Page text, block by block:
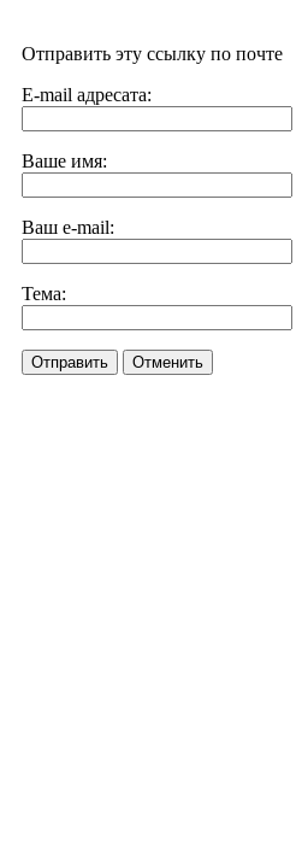
Отправить эту ссылку по почте
E-mail адресата:
Ваше имя:
Ваш e-mail:
Тема:
Отправить Отменить